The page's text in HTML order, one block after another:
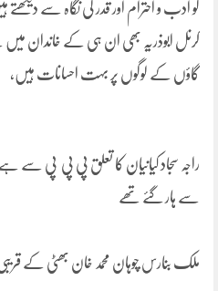
کو ادب و احترام اور قدر کی نگاہ سے دیکھتے
کرنل ابوذریہ بھی ان ہی کے خاندان
گاؤں کے لوگوں پر بہت احسانات ہیں،
راجہ سجاد کیانیان کا تعلق پی پی پی سے
سے ہار گئے تھے
ملک بنارس چوہان محمد خان بھٹی کے